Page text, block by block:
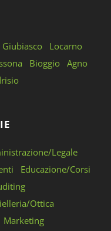
Giubiasco
Locarno
Bioggio Agno
Legale
Educazione/Corsi
Ottica
Marketing